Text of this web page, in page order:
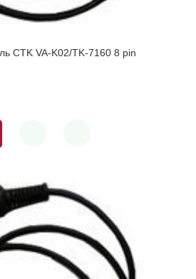
CTK VA-K02/TK-7160 8 pin